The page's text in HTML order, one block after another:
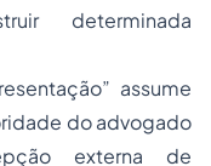
determinada
assume
do advogado
externa de